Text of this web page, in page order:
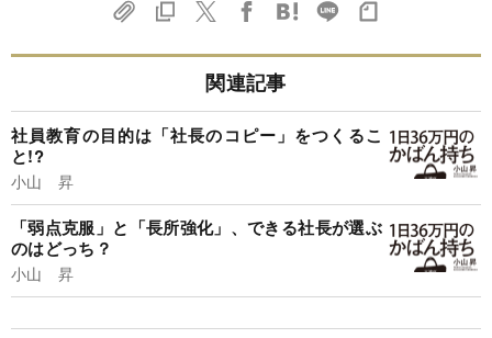
関連記事
社員教育の目的は「社長のコピー」をつくるこ
と!?
小山 昇
「弱点克服」と「長所強化」、できる社長が選ぶ
のはどっち？
小山 昇